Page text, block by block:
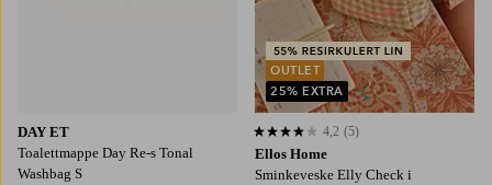
DAY ET
Toalettmappe Day Re-s Tonal
Washbag S
Ellos Home
Sminkeveske Elly Check i
4,2 basert på 5 karaktergivninger
4,2 (5)
OUTLET
25% EXTRA